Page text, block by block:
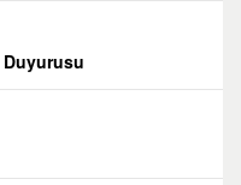
Duyurusu